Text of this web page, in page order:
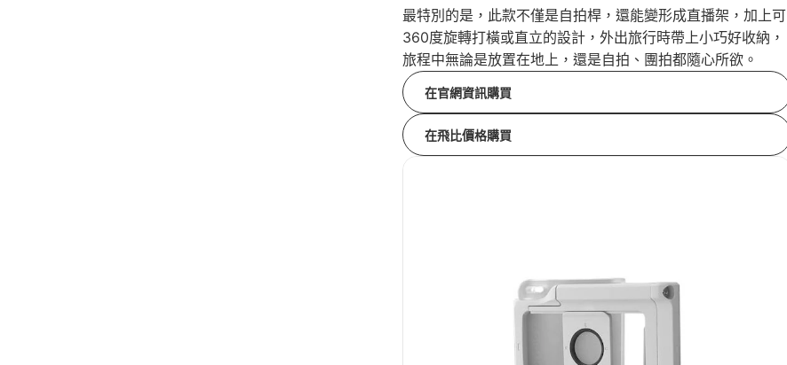
最特別的是，此款不僅是自拍桿，還能變形成直播架，加上可
360度旋轉打橫或直立的設計，外出旅行時帶上小巧好收納，
旅程中無論是放置在地上，還是自拍、團拍都隨心所欲。
在官網資訊購買
在飛比價格購買